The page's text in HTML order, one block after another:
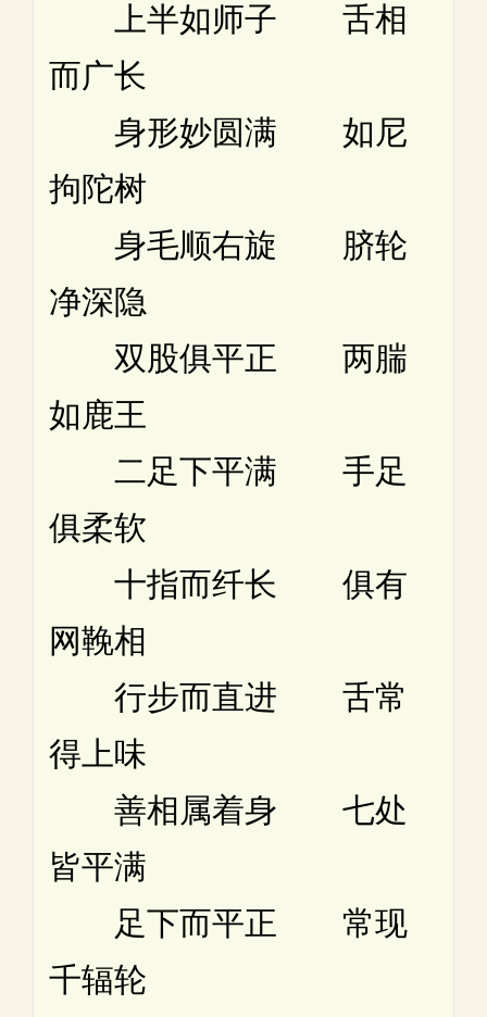
上半如师子 舌相
而广长
身形妙圆满 如尼
拘陀树
身毛顺右旋 脐轮
净深隐
双股俱平正 两腨
如鹿王
二足下平满 手足
俱柔软
十指而纤长 俱有
网鞔相
行步而直进 舌常
得上味
善相属着身 七处
皆平满
足下而平正 常现
千辐轮